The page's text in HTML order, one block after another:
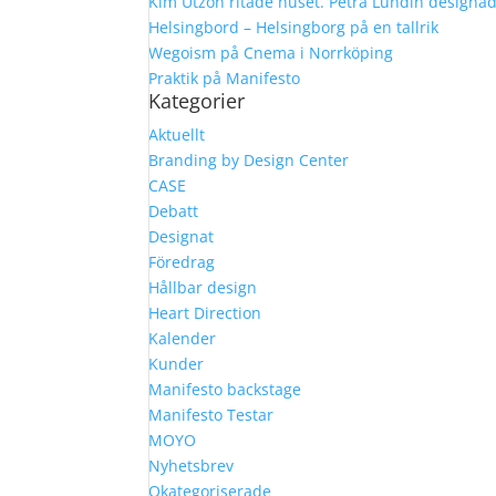
Helsingbord – Helsingborg på en tallrik
Wegoism på Cnema i Norrköping
Praktik på Manifesto
Kategorier
Aktuellt
Branding by Design Center
CASE
Debatt
Designat
Föredrag
Hållbar design
Heart Direction
Kalender
Kunder
Manifesto backstage
Manifesto Testar
MOYO
Nyhetsbrev
Okategoriserade